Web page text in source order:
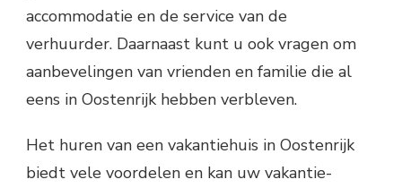
accommodatie en de service van de
verhuurder. Daarnaast kunt u ook vragen om
aanbevelingen van vrienden en familie die al
eens in Oostenrijk hebben verbleven.
Het huren van een vakantiehuis in Oostenrijk
biedt vele voordelen en kan uw vakantie-